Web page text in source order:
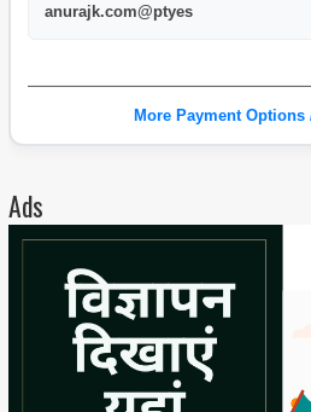
anurajk.com@ptyes
More Payment
Ads